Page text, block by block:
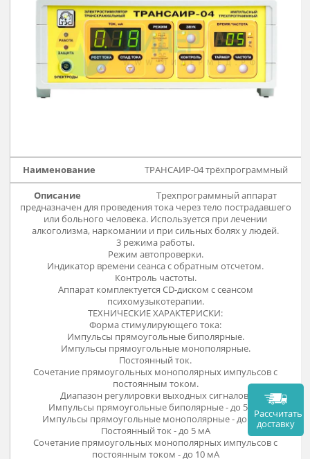
диском с сеансом.
ТЕХНИЧЕСКИЕ ХАРАКТЕРИСТИКИ:
Форма стимулирующего тока:
1 режим - импульсы прямоугольные биполярные.
2 режим - импульсы прямоугольные монополярные.
Диапазон регулировки выходных сигналов:
Импульсный биполярный ток - от 0 до 3,00 мА
Импульсный монополярный ток - от 0 до 3,00 мА
Масса, кг - не более 0,5
ТРАНСАИР-04